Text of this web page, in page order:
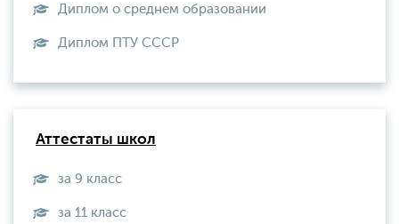
Диплом о среднем образовании
Диплом ПТУ СССР
Аттестаты школ
за 9 класс
за 11 класс